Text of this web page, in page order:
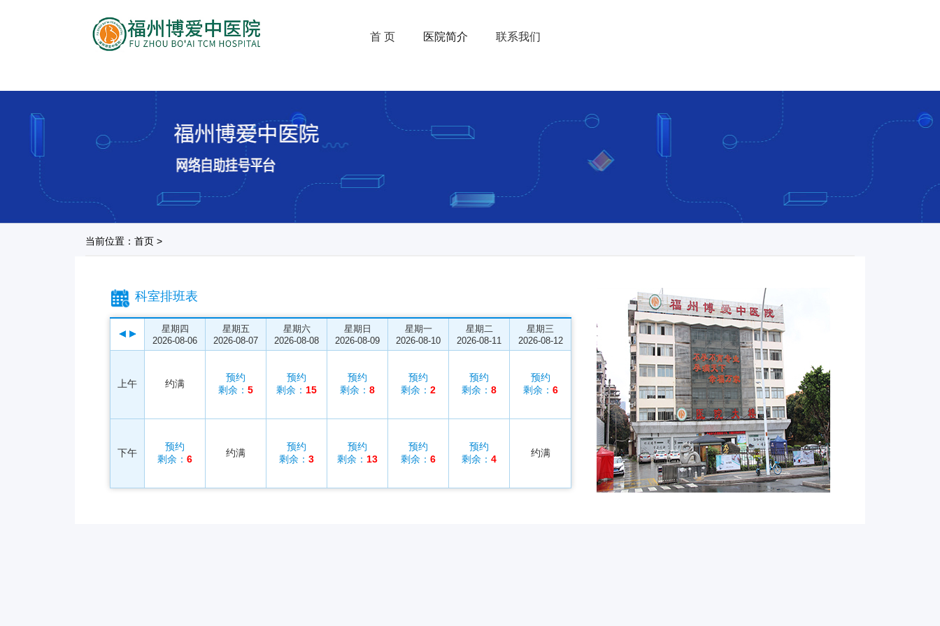
首 页 医院简介 联系我们
当前位置：首页 >
科室排班表
星期四
2026-08-06
星期五
2026-08-07
星期六
2026-08-08
星期日
2026-08-09
星期一
2026-08-10
星期二
2026-08-11
星期三
2026-08-12
上午 约满
预约
剩余： 5
预约
剩余： 15
预约
剩余： 8
预约
剩余： 2
预约
剩余： 8
预约
剩余： 6
下午
预约
剩余： 6
约满
预约
剩余： 3
预约
剩余： 13
预约
剩余： 6
预约
剩余： 4
约满